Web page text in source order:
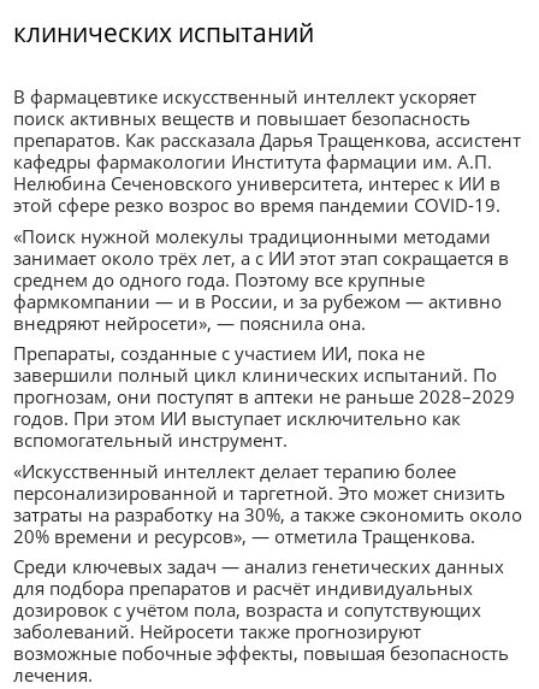
клинических испытаний
В фармацевтике искусственный интеллект ускоряет
поиск активных веществ и повышает безопасность
препаратов. Как рассказала Дарья Тращенкова, ассистент
кафедры фармакологии Института фармации им. А.П.
Нелюбина Сеченовского университета, интерес к ИИ в
этой сфере резко возрос во время пандемии COVID-19.
«Поиск нужной молекулы традиционными методами
занимает около трёх лет, а с ИИ этот этап сокращается в
среднем до одного года. Поэтому все крупные
фармкомпании — и в России, и за рубежом — активно
внедряют нейросети», — пояснила она.
Препараты, созданные с участием ИИ, пока не
завершили полный цикл клинических испытаний. По
прогнозам, они поступят в аптеки не раньше 2028–2029
годов. При этом ИИ выступает исключительно как
вспомогательный инструмент.
«Искусственный интеллект делает терапию более
персонализированной и таргетной. Это может снизить
затраты на разработку на 30%, а также сэкономить около
20% времени и ресурсов», — отметила Тращенкова.
Среди ключевых задач — анализ генетических данных
для подбора препаратов и расчёт индивидуальных
дозировок с учётом пола, возраста и сопутствующих
заболеваний. Нейросети также прогнозируют
возможные побочные эффекты, повышая безопасность
лечения.